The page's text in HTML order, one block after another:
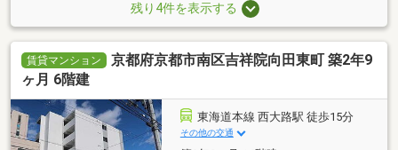
残り4件を表示する
賃貸マンション
京都府京都市南区吉祥院向田東町 築2年9
ヶ月 6階建
東海道本線 西大路駅 徒歩15分
その他の交通